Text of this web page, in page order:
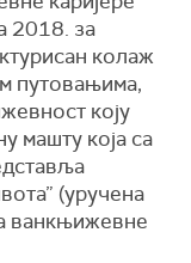
2018. за
колаж
путовањима,
коју
машту која са
(уручена
ванкњижевне